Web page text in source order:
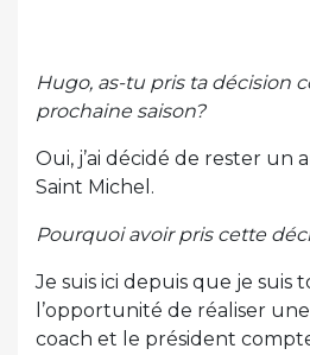
Hugo, as-tu pris ta décision
prochaine saison?
Oui, j’ai décidé de rester un
Saint Michel.
Pourquoi avoir pris cette
Je suis ici depuis que je suis
l’opportunité de réaliser
coach et le président